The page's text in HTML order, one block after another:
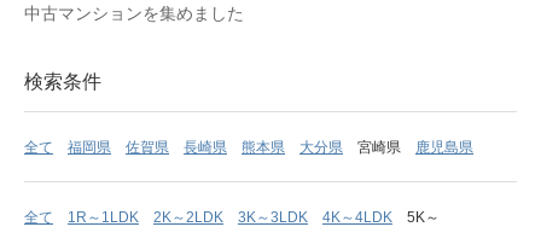
中古マンションを集めました
検索条件
全て 福岡県 佐賀県 長崎県 熊本県 大分県 宮崎県 鹿児島県
全て 1R～1LDK 2K～2LDK 3K～3LDK 4K～4LDK 5K～